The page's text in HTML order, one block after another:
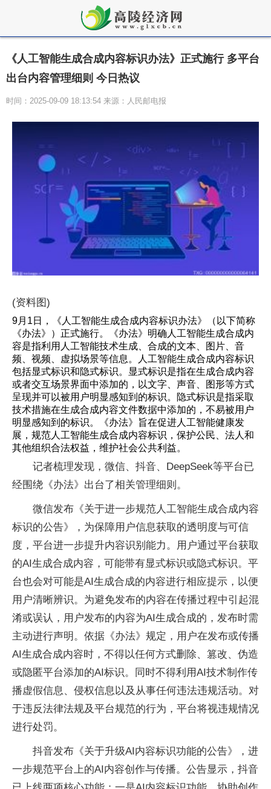
《人工智能生成合成内容标识办法》正式施行 多平台
出台内容管理细则 今日热议
时间：2025-09-09 18:13:54 来源：人民邮电报
(资料图)
9月1日，《人工智能生成合成内容标识办法》（以下简称
《办法》）正式施行。《办法》明确人工智能生成合成内
容是指利用人工智能技术生成、合成的文本、图片、音
频、视频、虚拟场景等信息。人工智能生成合成内容标识
包括显式标识和隐式标识。显式标识是指在生成合成内容
或者交互场景界面中添加的，以文字、声音、图形等方式
呈现并可以被用户明显感知到的标识。隐式标识是指采取
技术措施在生成合成内容文件数据中添加的，不易被用户
明显感知到的标识。《办法》旨在促进人工智能健康发
展，规范人工智能生成合成内容标识，保护公民、法人和
其他组织合法权益，维护社会公共利益。
记者梳理发现，微信、抖音、DeepSeek等平台已
经围绕《办法》出台了相关管理细则。
微信发布《关于进一步规范人工智能生成合成内容
标识的公告》，为保障用户信息获取的透明度与可信
度，平台进一步提升内容识别能力。用户通过平台获取
的AI生成合成内容，可能带有显式标识或隐式标识。平
台也会对可能是AI生成合成的内容进行相应提示，以便
用户清晰辨识。为避免发布的内容在传播过程中引起混
淆或误认，用户发布的内容为AI生成合成的，发布时需
主动进行声明。依据《办法》规定，用户在发布或传播
AI生成合成内容时，不得以任何方式删除、篡改、伪造
或隐匿平台添加的AI标识。同时不得利用AI技术制作传
播虚假信息、侵权信息以及从事任何违法违规活动。对
于违反法律法规及平台规范的行为，平台将视违规情况
进行处罚。
抖音发布《关于升级AI内容标识功能的公告》，进
一步规范平台上的AI内容创作与传播。公告显示，抖音